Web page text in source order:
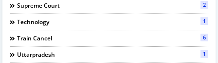
Supreme Court 2
Technology 1
Train Cancel 6
Uttarpradesh 1